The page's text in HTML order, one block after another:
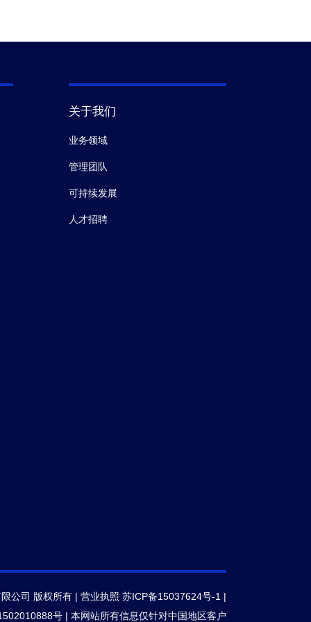
关于我们
业务领域
管理团队
可持续发展
人才招聘
公司 版权所有 | 营业执照 苏ICP备15037624号-1 |
号| 本网站所有信息仅针对中国地区客户